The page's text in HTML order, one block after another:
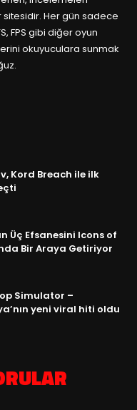
Her gün sadece
FPS gibi diğer oyun
okuyuculara sunmak
Kord Breach ile ilk
Üç Efsanesini Icons of
Bir Araya Getiriyor
Simulator –
yeni viral hiti oldu